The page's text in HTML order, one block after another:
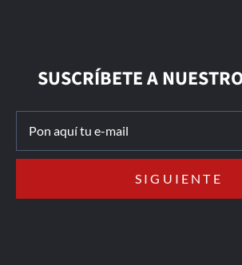
SUSCRÍBETE A